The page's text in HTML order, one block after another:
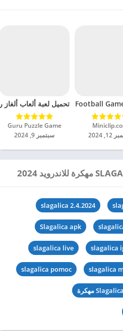
2024
تحميل لعبة ألعاب ألغاز
Guru Puzzle Game‏
سبتمبر 9, 2024
slagalica 2.4.2024
Slagalica apk
slagalica
slagalica live
slagalica
slagalica pomoc